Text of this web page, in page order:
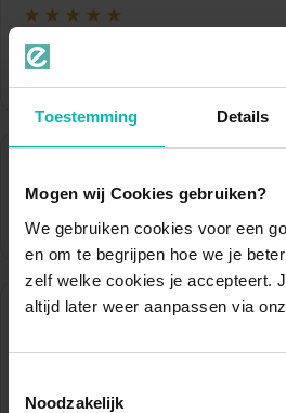
Toestemming Details
Mogen wij Cookies gebruiken?
We gebruiken cookies voor een
en om te begrijpen hoe we je
zelf welke cookies je accepteert.
altijd later weer aanpassen via
Noodzakelijk
★★★★★
Ik zou Sam en Eezy iedereen
Dhr. H. Romijn
Prettig, veel contact, gaf me
Mw. J.D.A. Janssen
★★★★★
Correct en zeer vriendelijk